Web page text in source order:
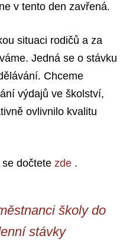
v tento den zavřená.
situaci rodičů a za
Jedná se o stávku
Chceme
výdajů ve školství,
ovlivnilo kvalitu
dočtete zde .
školy do
stávky